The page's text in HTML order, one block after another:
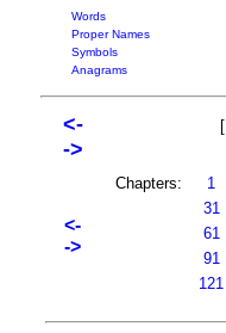
Words
Proper Names
Symbols
Anagrams
<-
->
<-
->
Chapters: 1
31
61
91
121